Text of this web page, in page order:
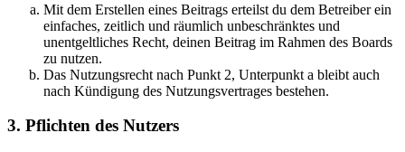
Mit dem Erstellen eines Beitrags erteilst du dem Betreiber ein
einfaches, zeitlich und räumlich unbeschränktes und
unentgeltliches Recht, deinen Beitrag im Rahmen des Boards
zu nutzen.
Das Nutzungsrecht nach Punkt 2, Unterpunkt a bleibt auch
nach Kündigung des Nutzungsvertrages bestehen.
3. Pflichten des Nutzers